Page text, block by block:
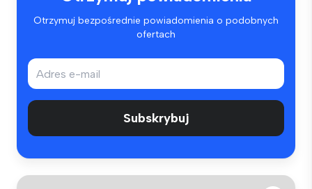
Otrzymuj bezpośrednie powiadomienia o podobnych
ofertach
Subskrybuj